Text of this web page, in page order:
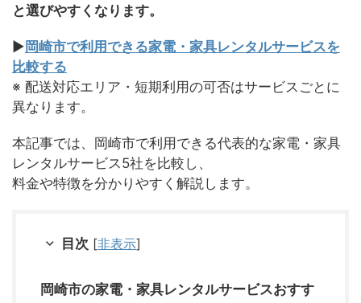
と選びやすくなります。
▶ 岡崎市で利用できる家電・家具レンタルサービスを
比較する
※ 配送対応エリア・短期利用の可否はサービスごとに
異なります。
本記事では、岡崎市で利用できる代表的な家電・家具
レンタルサービス5社を比較し、
料金や特徴を分かりやすく解説します。
目次 [非表示]
岡崎市の家電・家具レンタルサービスおすす